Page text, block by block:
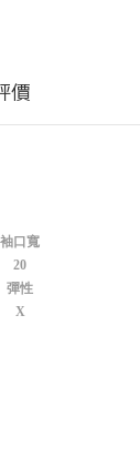
價
袖口寬
20
彈性
X